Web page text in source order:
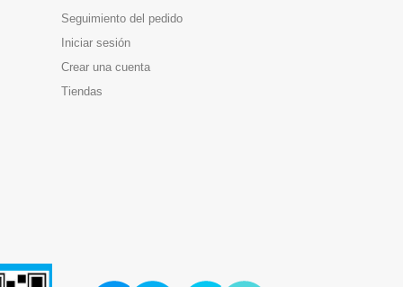
Seguimiento del pedido
Iniciar sesión
Crear una cuenta
Tiendas